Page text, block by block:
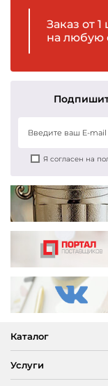
Заказ от 1
на любую
Я согласен на
Каталог
Услуги